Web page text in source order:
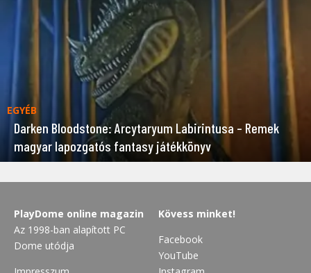
EGYÉB
Darken Bloodstone: Arcytaryum Labirintusa – Remek
magyar lapozgatós fantasy játékkönyv
PlayDome online magazin
Az 1998-ban alapított PC
Dome utódja
Kövess minket!
Facebook
YouTube